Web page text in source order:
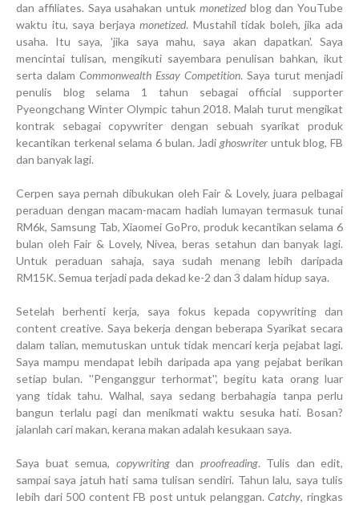
dan affiliates. Saya usahakan untuk monetizedblog dan YouTube
waktu itu, saya berjayamonetized. Mustahil tidak boleh, jika ada
usaha. Itu saya, 'jika saya mahu, saya akan dapatkan'. Saya
mencintai tulisan, mengikuti sayembara penulisan bahkan, ikut
serta dalam Commonwealth Essay Competition. Saya turut menjadi
penulis blog selama 1 tahun sebagai official supporter
Pyeongchang Winter Olympic tahun 2018. Malah turut mengikat
kontrak sebagai copywriter dengan sebuah syarikat produk
kecantikan terkenal selama 6 bulan. Jadighoswriter untuk blog, FB
dan banyak lagi.
Cerpen saya pernah dibukukan oleh Fair & Lovely, juara pelbagai
peraduan dengan macam-macam hadiah lumayan termasuk tunai
RM6k, Samsung Tab, Xiaomei GoPro, produk kecantikan selama 6
bulan oleh Fair & Lovely, Nivea, beras setahun dan banyak lagi.
Untuk peraduan sahaja, saya sudah menang lebih daripada
RM15K. Semua terjadi pada dekad ke-2 dan 3 dalam hidup saya.
Setelah berhenti kerja, saya fokus kepada copywriting dan
content creative. Saya bekerja dengan beberapa Syarikat secara
dalam talian, memutuskan untuk tidak mencari kerja pejabat lagi.
Saya mampu mendapat lebih daripada apa yang pejabat berikan
setiap bulan. ''Penganggur terhormat'', begitu kata orang luar
yang tidak tahu. Walhal, saya sedang berbahagia tanpa perlu
bangun terlalu pagi dan menikmati waktu sesuka hati. Bosan?
jalanlah cari makan, kerana makan adalah kesukaan saya.
Saya buat semua, copywriting dan proofreading. Tulis dan edit,
sampai saya jatuh hati sama tulisan sendiri. Tahun lalu, saya tulis
lebih dari 500 content FB post untuk pelanggan.Catchy, ringkas